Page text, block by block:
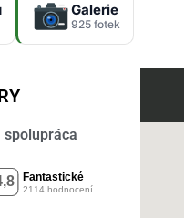
Galerie
925 fotek
spolupráca